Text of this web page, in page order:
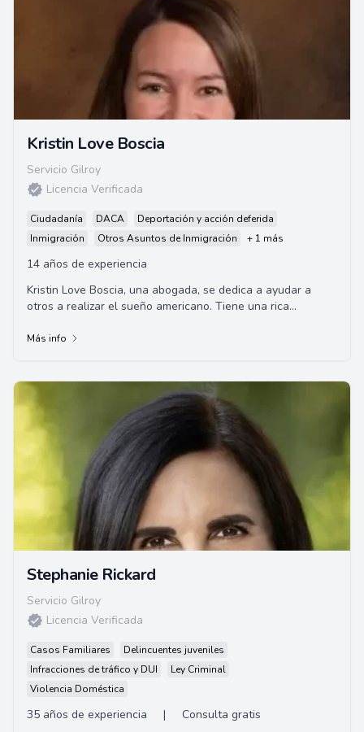
Kristin Love Boscia
Servicio Gilroy
Licencia Verificada
Ciudadanía DACA
Deportación y acción deferida
Inmigración
Otros Asuntos de Inmigración + 1 más
14 años de experiencia
Kristin Love Boscia, una abogada, se dedica a ayudar a
otros a realizar el sueño americano. Tiene una rica
Más info
Stephanie Rickard
Servicio Gilroy
Licencia Verificada
Casos Familiares
Delincuentes juveniles
Infracciones de tráfico y DUI
Ley Criminal
Violencia Doméstica
35 años de experiencia |
Consulta gratis